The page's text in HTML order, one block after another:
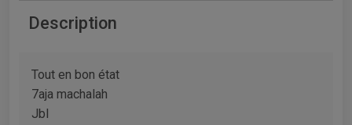
Description
Tout en bon état
7aja machalah
Jbl